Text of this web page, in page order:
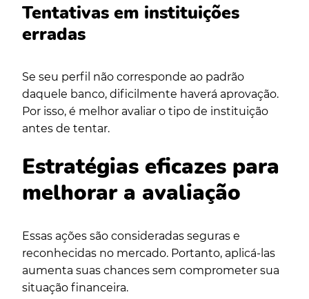
Tentativas em instituições
erradas
Se seu perfil não corresponde ao padrão
daquele banco, dificilmente haverá aprovação.
Por isso, é melhor avaliar o tipo de instituição
antes de tentar.
Estratégias eficazes para
melhorar a avaliação
Essas ações são consideradas seguras e
reconhecidas no mercado. Portanto, aplicá-las
aumenta suas chances sem comprometer sua
situação financeira.